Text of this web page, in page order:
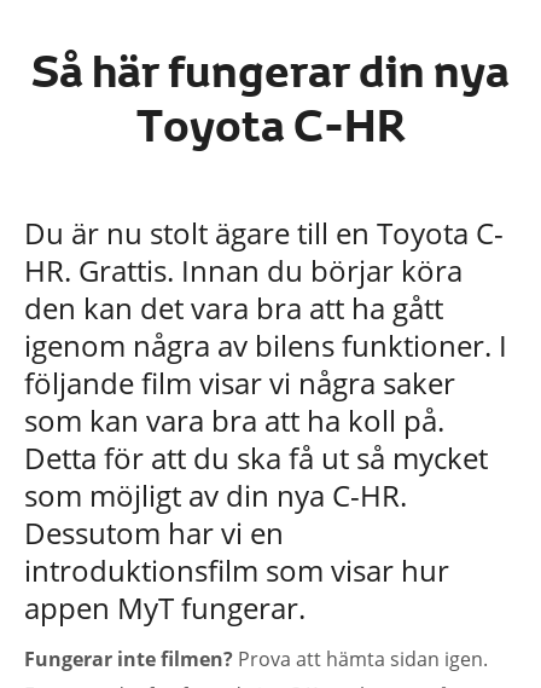
Så här fungerar din nya
Toyota C-HR
Du är nu stolt ägare till en Toyota C-
HR. Grattis. Innan du börjar köra
den kan det vara bra att ha gått
igenom några av bilens funktioner. I
följande film visar vi några saker
som kan vara bra att ha koll på.
Detta för att du ska få ut så mycket
som möjligt av din nya C-HR.
Dessutom har vi en
introduktionsfilm som visar hur
appen MyTfungerar.
Fungerar inte filmen? Prova att hämta sidan igen.